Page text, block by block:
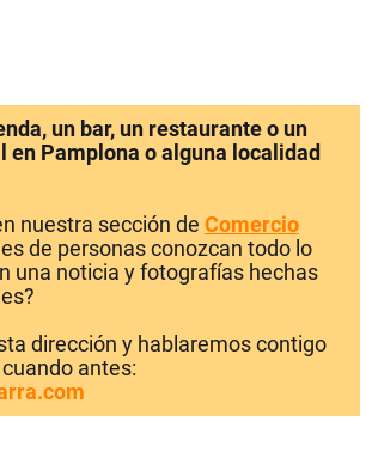
un bar, un restaurante o un
en Pamplona o alguna localidad
nuestra sección de Comercio
de personas conozcan todo lo
una noticia y fotografías hechas
dirección y hablaremos contigo
antes: